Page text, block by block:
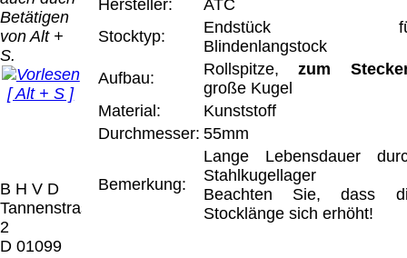
Betätigen
von Alt +
S.
[ Alt + S ]
B H V D
Tannenstrasse
2
D 01099
Hersteller:
ATC
Stocktyp:
Endstück
Blindenlangstock
Aufbau:
Rollspitze,zum
große Kugel
Material:
Kunststoff
Durchmesser: 55mm
Bemerkung:
Lange Lebensdauer
Stahlkugellager
Beachten Sie, dass
Stocklänge sich erhöht!
Der Versand erfolgt
als versichertes
Paket.
Selbstabholung
vom Büro oder
von
0.00 €
Versandart
erhalten Sie per
Email z.B. einen
Lizenzschlüssel
und die
Rechnung /
Lieferschein. Sie
erhalten also
keinen
Datenträger.
Die in diesem Dokument genannten
Wir
[ 2359 ]